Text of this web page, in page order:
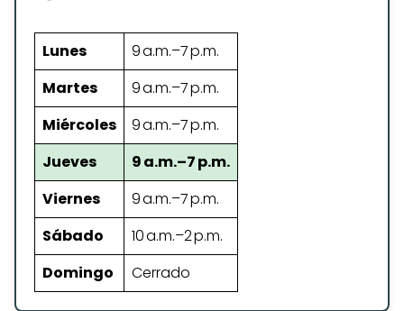
Lunes
9 a.m.–7 p.m.
Martes
9 a.m.–7 p.m.
Miércoles
9 a.m.–7 p.m.
Jueves
9 a.m.–7 p.m.
Viernes
9 a.m.–7 p.m.
Sábado
10 a.m.–2 p.m.
Domingo
Cerrado